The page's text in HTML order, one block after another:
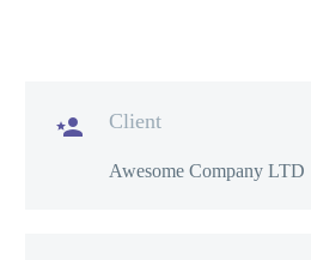
 Client
Awesome Company LTD